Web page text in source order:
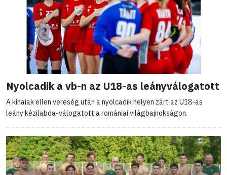
Nyolcadik a vb-n az U18-as leányválogatott
A kínaiak ellen vereség után a nyolcadik helyen zárt az U18-as
leány kézilabda-válogatott a romániai világbajnokságon.